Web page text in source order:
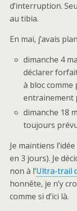
d’interruption.
au tibia.
En mai, j’avais
dimanche 4
déclarer
à bloc
entrainement
dimanche 18
toujours
Je maintiens
en 3 jours). Je
non à l’Ultra-trail
honnête, je n’y
comme si d’ici là.